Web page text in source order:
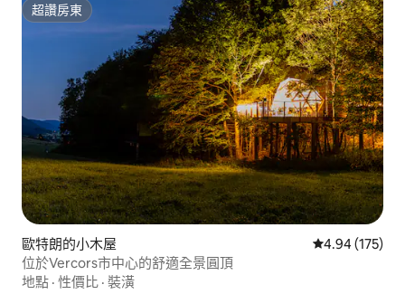
超讚房東
超讚房東
歐特朗的小木屋 從 175 則評價
4.94 (175)
位於Vercors市中心的舒適全景圓頂
地點 · 性價比 · 裝潢